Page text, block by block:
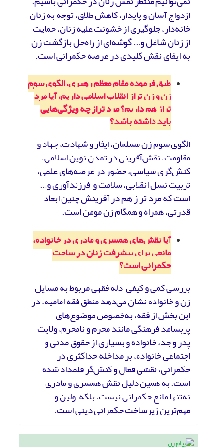
ازدواج آسان و پایدار، کاهش طلاق، توجه به زنان
خانه‌دار، جلوگیری از خشونت علیه زنان، حمایت
از زنان شاغل و... گوشه‌ای از راه‌حل بازگشت زن
به ایفای نقش کلیدی در عرصه حکمرانی است.
طبق فرموده مقام معظم رهبری، الگوی سوم
زن و زن تراز انقلاب اسلامی داریم، آیا مرد
تراز هم داریم؟ مرد تراز چه ویژگی‌هایی
باید داشته باشد؟
الگوی سوم زن مسلمان، ایثار و شهادت، جهاد و
مقاومت، نقش‌آفرینی در تمدن نوین اسلامی،
کنش‌گری سیاسی، حضور در عرصه‌های علمی،
تربیت نسل انقلابی، سلامت و فرزندآوری و...
است که مرد تراز هم در آفرینش چنین ابعاد
قدرتی، همراه و همگام زن مومن است.
آیا نقش‌های همسری و مادری در خانواده،
مانعی برای پیشرفت زنان در ساحت
حکمرانی است؟
بررسی کمی و کیفی ادله فقهی مربوط به مسایل
زن و خانواده نشان می‌دهد منطق فقه امامیه، در
این بخش از فقه، به‌خصوص موضوع‌های
پربسامد فرهنگی مانند محرم و نامحرم، ولایت
پدر و جد، خانواده و بسیاری از حقوق مدنی و
اجتماعی خانواده، بر مداخله حداکثری در
حکمرانی، نقشی فعال و کنش‌گر قلمداد شده
است. به همین دلیل نقش همسری و مادری
نه‌تنها مانع حکمرانی نیست، بلکه اولین و
مهم‌ترین زیرساخت حکمرانی دینی است.